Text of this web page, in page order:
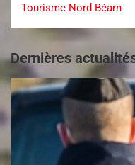
Tourisme Nord Béarn
Dernières